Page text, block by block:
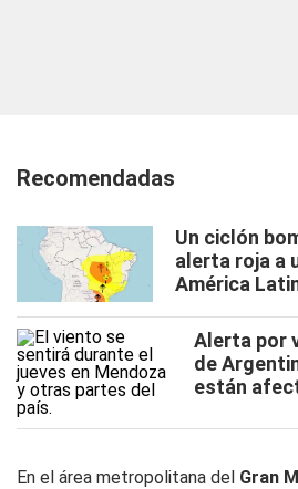
Recomendadas
Un ciclón
alerta roja a
América
Alerta por
de
están
En el área metropolitana del Gran